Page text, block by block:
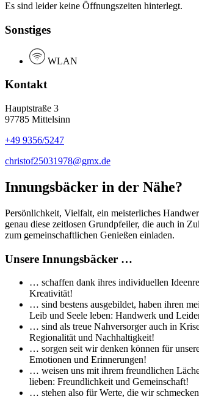
Es sind leider keine Öffnungszeiten hinterlegt.
Sonstiges
WLAN
Kontakt
Hauptstraße 3
97785 Mittelsinn
+49 9356/5247
christof25031978@gmx.de
Innungsbäcker in der Nähe?
Persönlichkeit, Vielfalt, ein meisterliches
genau diese zeitlosen Grundpfeiler, die auch in
zum gemeinschaftlichen Genießen einladen.
Unsere Innungsbäcker …
… schaffen dank ihres individuellen
Kreativität!
… sind bestens ausgebildet, haben ihren
Leib und Seele leben: Handwerk und
… sind als treue Nahversorger auch in
Regionalität und Nachhaltigkeit!
… sorgen seit wir denken können für
Emotionen und Erinnerungen!
… weisen uns mit ihrem freundlichen
lieben: Freundlichkeit und Gemeinschaft!
… stehen also für Werte, die wir